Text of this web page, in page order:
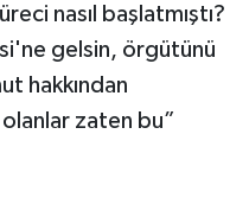
nasıl başlatmıştı?
gelsin, örgütünü
hakkından
zaten bu”